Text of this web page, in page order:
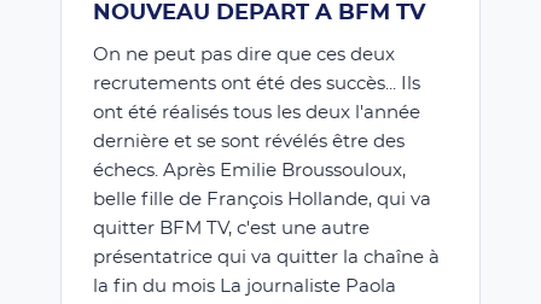
NOUVEAU DEPART A BFM TV
On ne peut pas dire que ces deux
recrutements ont été des succès... Ils
ont été réalisés tous les deux l'année
dernière et se sont révélés être des
échecs. Après Emilie Broussouloux,
belle fille de François Hollande, qui va
quitter BFM TV, c'est une autre
présentatrice qui va quitter la chaîne à
la fin du mois La journaliste Paola